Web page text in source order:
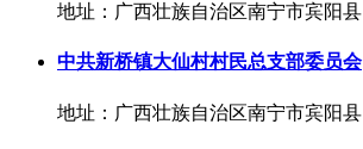
地址：广西壮族自治区南宁市宾阳县
中共新桥镇大仙村村民总支部委员会
地址：广西壮族自治区南宁市宾阳县